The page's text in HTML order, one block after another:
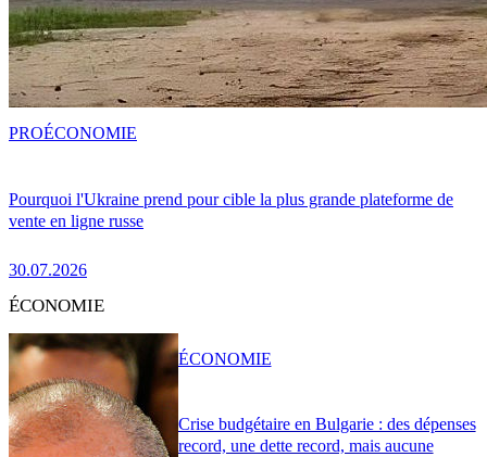
Pourquoi l'Ukraine prend pour cible la plus grande plateforme de
vente en ligne russe
30.07.2026
PROÉCONOMIE
ÉCONOMIE
Crise budgétaire en Bulgarie : des dépenses
record, une dette record, mais aucune
ÉCONOMIE